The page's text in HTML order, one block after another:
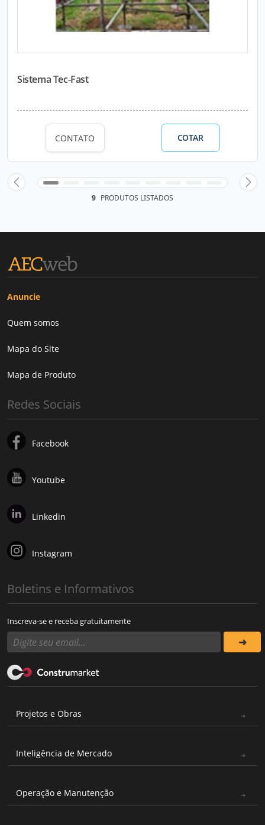
Sistema Tec-Fast
CONTATO COTAR
9 PRODUTOS LISTADOS
Anuncie
Quem somos
Mapa do Site
Mapa de Produto
Redes Sociais
Facebook
Youtube
Linkedin
Instagram
Boletins e Informativos
Inscreva-se e receba gratuitamente
Projetos e Obras
Inteligência de Mercado
Operação e Manutenção